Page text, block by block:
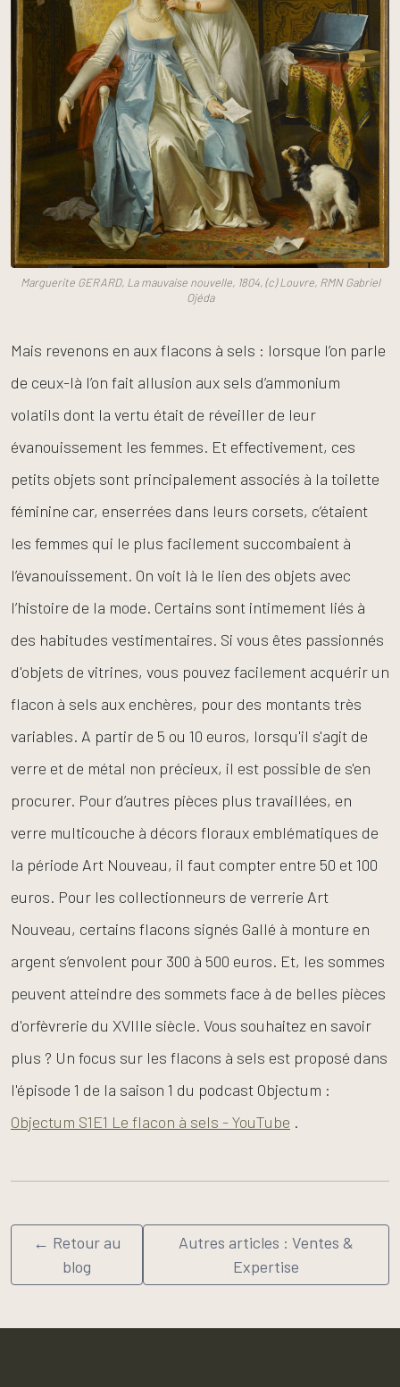
Mais revenons en aux flacons à sels : lorsque l’on parle
de ceux-là l’on fait allusion aux sels d’ammonium
volatils dont la vertu était de réveiller de leur
évanouissement les femmes. Et effectivement, ces
petits objets sont principalement associés à la toilette
féminine car, enserrées dans leurs corsets, c’étaient
les femmes qui le plus facilement succombaient à
l’évanouissement. On voit là le lien des objets avec
l’histoire de la mode. Certains sont intimement liés à
des habitudes vestimentaires. Si vous êtes passionnés
d'objets de vitrines, vous pouvez facilement acquérir un
flacon à sels aux enchères, pour des montants très
variables. A partir de 5 ou 10 euros, lorsqu'il s'agit de
verre et de métal non précieux, il est possible de s'en
procurer. Pour d’autres pièces plus travaillées, en
verre multicouche à décors floraux emblématiques de
la période Art Nouveau, il faut compter entre 50 et 100
euros. Pour les collectionneurs de verrerie Art
Nouveau, certains flacons signés Gallé à monture en
argent s’envolent pour 300 à 500 euros. Et, les sommes
peuvent atteindre des sommets face à de belles pièces
d'orfèvrerie du XVIIIe siècle. Vous souhaitez en savoir
plus ? Un focus sur les flacons à sels est proposé dans
l'épisode 1 de la saison 1 du podcast Objectum :
Objectum S1E1 Le flacon à sels - YouTube .
← Retour au
blog
Autres articles : Ventes &
Expertise